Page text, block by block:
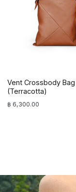
Vent Crossbody Bag
(Terracotta)
฿ 6,300.00